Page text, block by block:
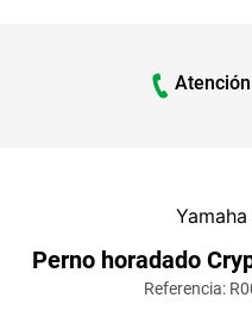
Perno horadado
Referencia: